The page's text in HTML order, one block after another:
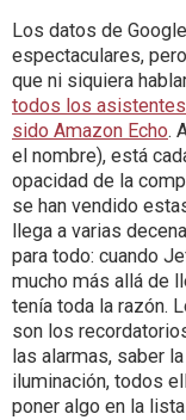
Los datos de
espectaculares,
que ni siquiera
todos los
sido Amazon Echo.
el nombre), está
opacidad de la
se han vendido
llega a varias
para todo: cuando
mucho más allá de
tenía toda la razón.
son los
las alarmas, saber
iluminación, todos
poner algo en la